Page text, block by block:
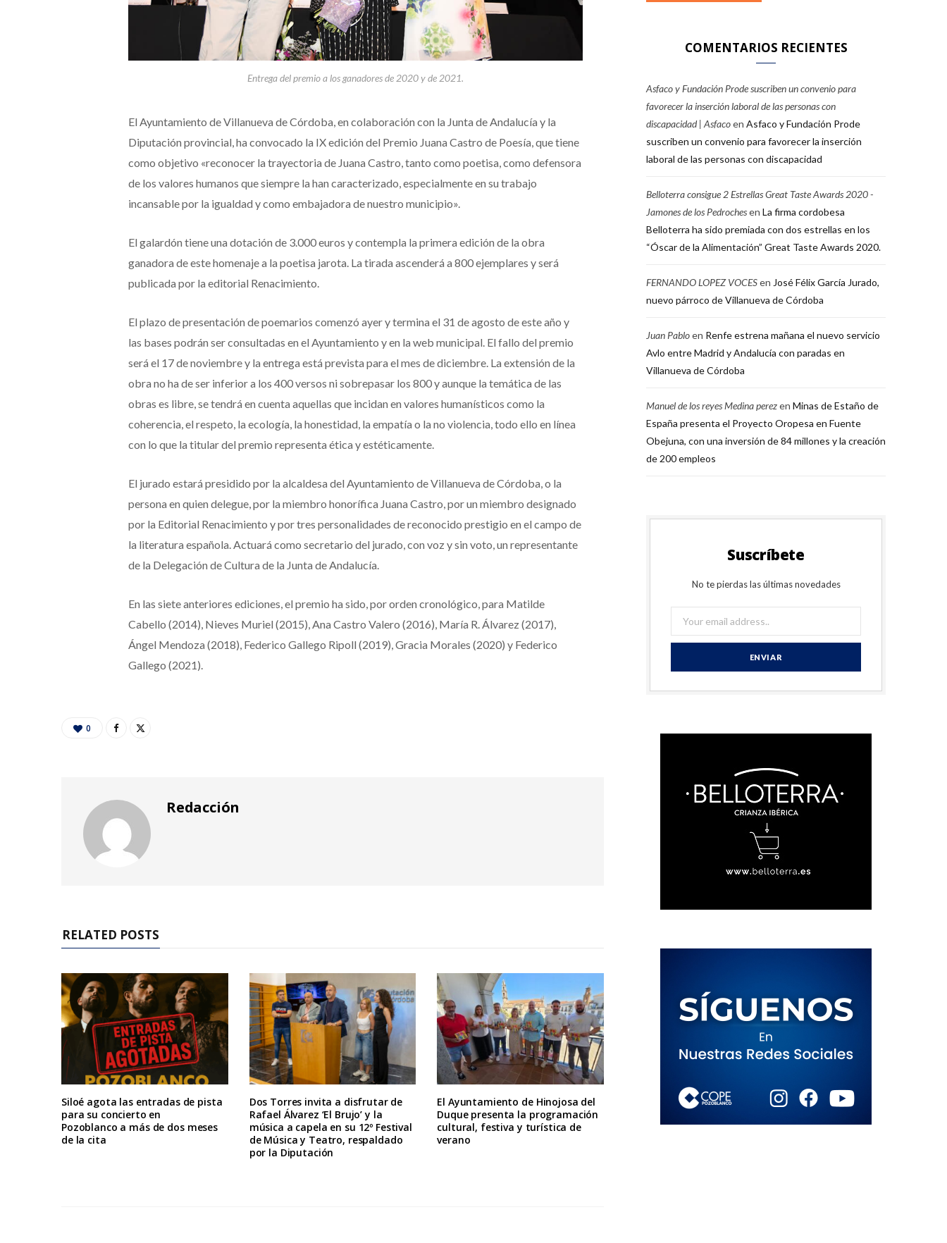
Entrega del premio a los ganadores de 2020 y de 2021.
El Ayuntamiento de Villanueva de Córdoba, en colaboración con la Junta de Andalucía y la
Diputación provincial, ha convocado la IX edición del Premio Juana Castro de Poesía, que tiene
como objetivo «reconocer la trayectoria de Juana Castro, tanto como poetisa, como defensora
de los valores humanos que siempre la han caracterizado, especialmente en su trabajo
incansable por la igualdad y como embajadora de nuestro municipio».
El galardón tiene una dotación de 3.000 euros y contempla la primera edición de la obra
ganadora de este homenaje a la poetisa jarota. La tirada ascenderá a 800 ejemplares y será
publicada por la editorial Renacimiento.
El plazo de presentación de poemarios comenzó ayer y termina el 31 de agosto de este año y
las bases podrán ser consultadas en el Ayuntamiento y en la web municipal. El fallo del premio
será el 17 de noviembre y la entrega está prevista para el mes de diciembre. La extensión de la
obra no ha de ser inferior a los 400 versos ni sobrepasar los 800 y aunque la temática de las
obras es libre, se tendrá en cuenta aquellas que incidan en valores humanísticos como la
coherencia, el respeto, la ecología, la honestidad, la empatía o la no violencia, todo ello en línea
con lo que la titular del premio representa ética y estéticamente.
El jurado estará presidido por la alcaldesa del Ayuntamiento de Villanueva de Córdoba, o la
persona en quien delegue, por la miembro honorífica Juana Castro, por un miembro designado
por la Editorial Renacimiento y por tres personalidades de reconocido prestigio en el campo de
la literatura española. Actuará como secretario del jurado, con voz y sin voto, un representante
de la Delegación de Cultura de la Junta de Andalucía.
En las siete anteriores ediciones, el premio ha sido, por orden cronológico, para Matilde
Cabello (2014), Nieves Muriel (2015), Ana Castro Valero (2016), María R. Álvarez (2017),
Ángel Mendoza (2018), Federico Gallego Ripoll (2019), Gracia Morales (2020) y Federico
Gallego (2021).
0
Redacción
RELATED POSTS
Siloé agota las entradas de pista
para su concierto en
Pozoblanco a más de dos meses
de la cita
Dos Torres invita a disfrutar de
Rafael Álvarez ‘El Brujo’ y la
música a capela en su 12º Festival
de Música y Teatro, respaldado
por la Diputación
El Ayuntamiento de Hinojosa del
Duque presenta la programación
cultural, festiva y turística de
verano
COMENTARIOS RECIENTES
Asfaco y Fundación Prode suscriben un convenio para
favorecer la inserción laboral de las personas con
discapacidad | Asfacoen Asfaco y Fundación Prode
suscriben un convenio para favorecer la inserción
laboral de las personas con discapacidad
Belloterra consigue 2 Estrellas Great Taste Awards 2020 -
Jamones de los Pedrochesen La firma cordobesa
Belloterra ha sido premiada con dos estrellas en los
“Óscar de la Alimentación” Great Taste Awards 2020.
FERNANDO LOPEZ VOCESen José Félix García Jurado,
nuevo párroco de Villanueva de Córdoba
Juan Pabloen Renfe estrena mañana el nuevo servicio
Avlo entre Madrid y Andalucía con paradas en
Villanueva de Córdoba
Manuel de los reyes Medina perezen Minas de Estaño de
España presenta el Proyecto Oropesa en Fuente
Obejuna, con una inversión de 84 millones y la creación
de 200 empleos
Suscríbete
No te pierdas las últimas novedades